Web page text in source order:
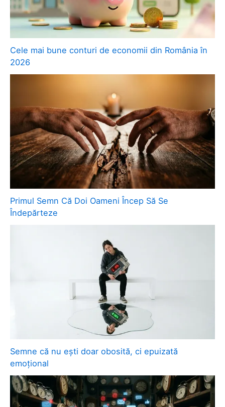
Cele mai bune conturi de economii din România în
2026
Primul Semn Că Doi Oameni Încep Să Se
Îndepărteze
Semne că nu ești doar obosită, ci epuizată
emoțional